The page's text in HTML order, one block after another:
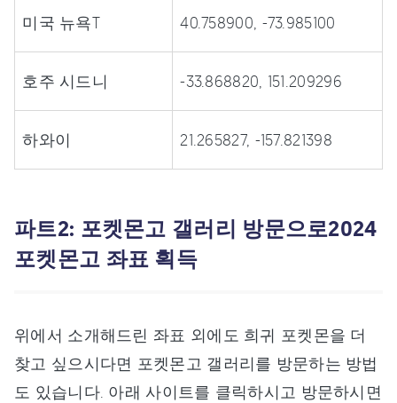
미국 뉴욕T 40.758900, -73.985100
호주 시드니 -33.868820, 151.209296
하와이 21.265827, -157.821398
파트2: 포켓몬고 갤러리 방문으로2024
포켓몬고 좌표 획득
위에서 소개해드린 좌표 외에도 희귀 포켓몬을 더
찾고 싶으시다면 포켓몬고 갤러리를 방문하는 방법
도 있습니다. 아래 사이트를 클릭하시고 방문하시면